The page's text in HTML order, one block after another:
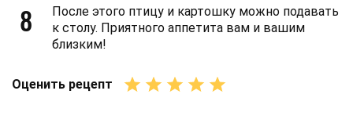
8
После этого птицу и картошку можно подавать
к столу. Приятного аппетита вам и вашим
близким!
Оценить рецепт